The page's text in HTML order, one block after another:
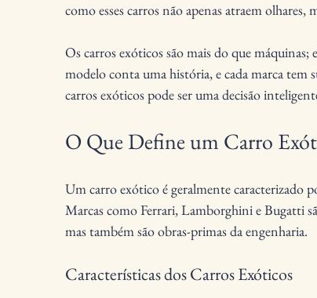
como esses carros não apenas atraem
Os carros exóticos são mais do que máquinas;
modelo conta uma história, e cada marca tem
carros exóticos pode ser uma decisão
O Que Define um Carro
Um carro exótico é geralmente caracterizado
Marcas como Ferrari, Lamborghini e Bugatti
mas também são obras-primas da engenharia.
Características dos Carros Exóticos